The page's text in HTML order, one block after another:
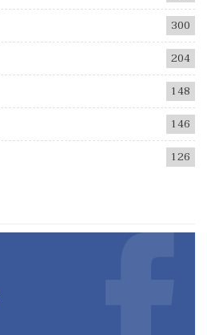
300
204
148
146
126